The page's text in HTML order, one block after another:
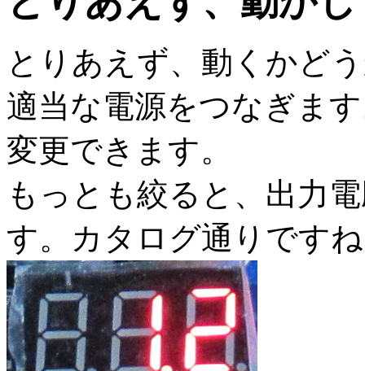
とりあえず、動くかど
適当な電源をつなぎま
変更できます。
もっとも絞ると、出力
す。カタログ通りです